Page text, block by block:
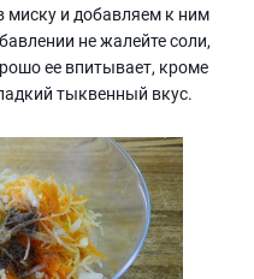
миску и добавляем к ним
не жалейте соли,
ее впитывает, кроме
тыквенный вкус.